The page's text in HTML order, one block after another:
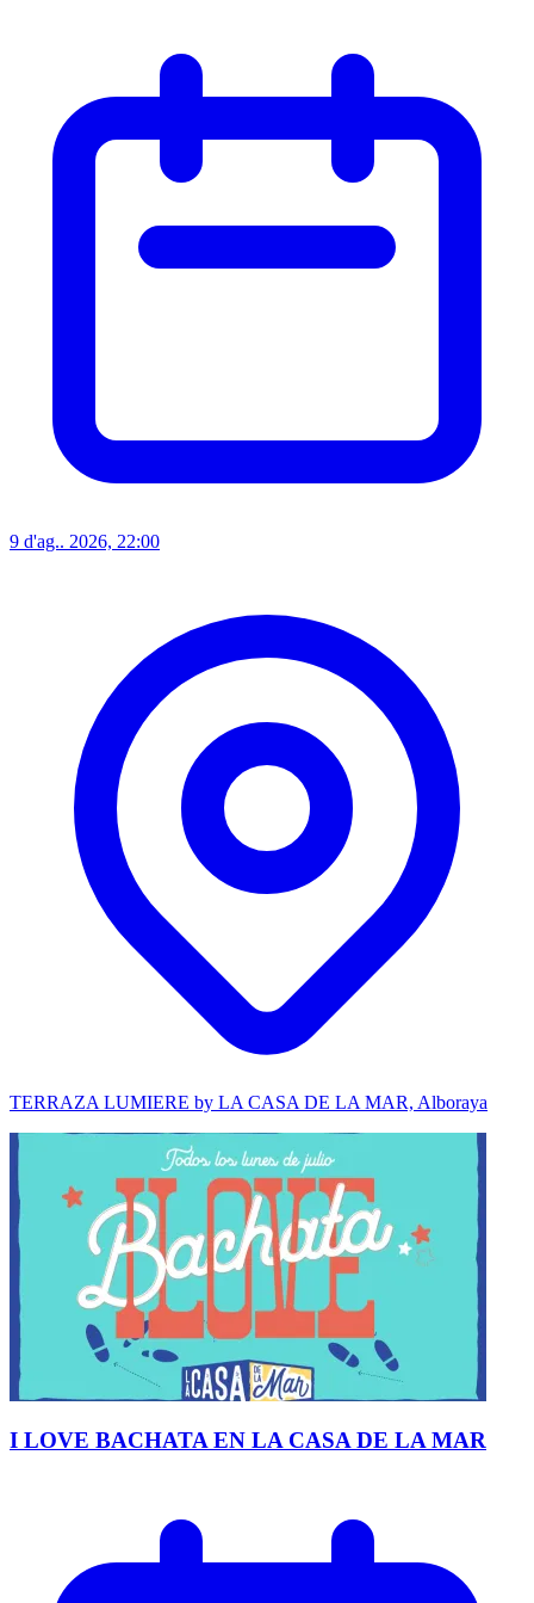
9 d'ag.. 2026, 22:00
TERRAZA LUMIERE by LA CASA DE LA MAR, Alboraya
I LOVE BACHATA EN LA CASA DE LA MAR